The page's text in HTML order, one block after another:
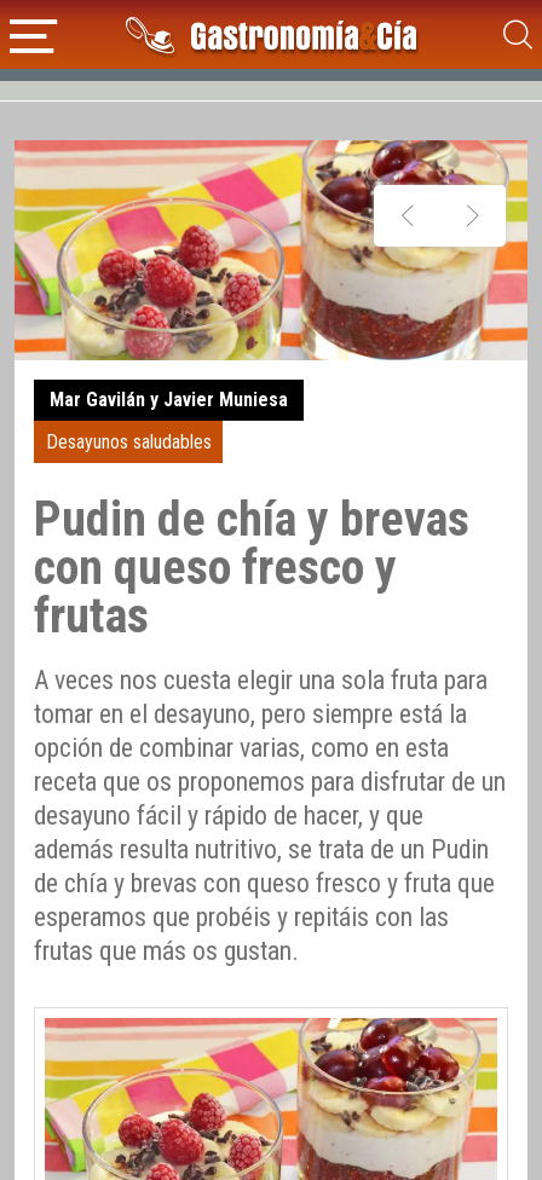
Mar Gavilán y Javier Muniesa
Desayunos saludables
Pudin de chía y brevas
con queso fresco y
frutas
A veces nos cuesta elegir una sola fruta para
tomar en el desayuno, pero siempre está la
opción de combinar varias, como en esta
receta que os proponemos para disfrutar de un
desayuno fácil y rápido de hacer, y que
además resulta nutritivo, se trata de un Pudin
de chía y brevas con queso fresco y fruta que
esperamos que probéis y repitáis con las
frutas que más os gustan.